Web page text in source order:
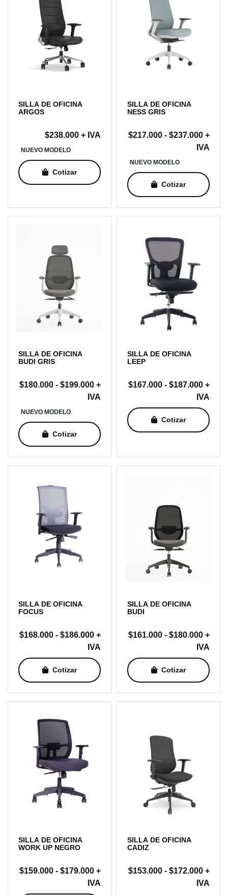
SILLA DE OFICINA
ARGOS
$238.000 + IVA
NUEVO MODELO
Cotizar
SILLA DE OFICINA
NESS GRIS
$217.000 - $237.000Rango
de
desde
hasta
+
IVA
NUEVO MODELO
Cotizar
SILLA DE OFICINA
BUDI GRIS
$180.000 - $199.000Rango
de
desde
$180.000
hasta
$199.000
+
IVA
NUEVO MODELO
Cotizar
SILLA DE OFICINA
LEEP
$167.000 - $187.000Rango
de
desde
+
IVA
Cotizar
SILLA DE OFICINA
FOCUS
$168.000 - $186.000Rango
de
precios:
desde
$168.000
hasta
+
IVA
Cotizar
SILLA DE OFICINA
BUDI
$161.000 - $180.000Rango
de
desde
hasta
+
IVA
Cotizar
SILLA DE OFICINA
WORK UP NEGRO
$159.000 - $179.000Rango
de
+
IVA
SILLA DE OFICINA
CADIZ
$153.000 - $172.000Rango
de
+
IVA